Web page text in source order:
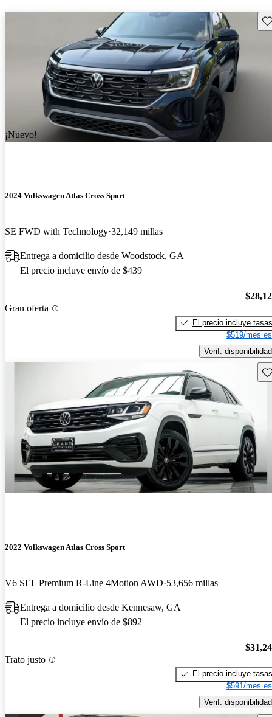
¡Nuevo!
2024 Volkswagen Atlas Cross Sport
SE FWD with Technology 32,149 millas
Entrega a domicilio desde Woodstock, GA
El precio incluye envío de $439
Gran oferta
El precio incluye tasas
$519/mes
Verif. disponibilidad
2022 Volkswagen Atlas Cross Sport
V6 SEL Premium R-Line 4Motion AWD 53,656 millas
Entrega a domicilio desde Kennesaw, GA
El precio incluye envío de $892
Trato justo
El precio incluye tasas
$591/mes
Verif. disponibilidad